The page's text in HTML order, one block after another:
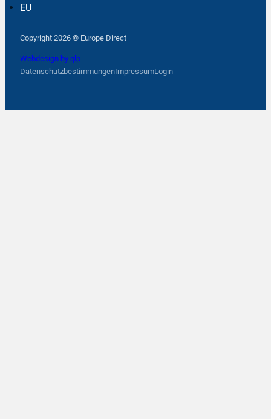
EU
Copyright 2026 © Europe Direct
Webdesign by qlp
DatenschutzbestimmungenImpressumLogin